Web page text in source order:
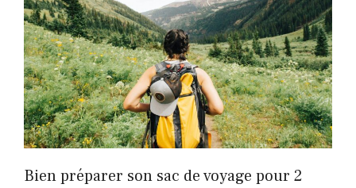
Bien préparer son sac de voyage pour 2